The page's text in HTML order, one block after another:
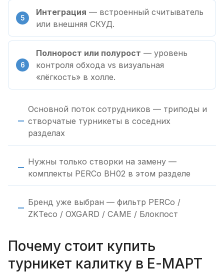
Интеграция — встроенный считыватель
или внешняя СКУД.
Полнорост или полурост — уровень
контроля обхода vs визуальная
«лёгкость» в холле.
Основной поток сотрудников — триподы и
створчатые турникеты в соседних
разделах
Нужны только створки на замену —
комплекты PERCo BH02 в этом разделе
Бренд уже выбран — фильтр PERCo /
ZKTeco / OXGARD / CAME / Блокпост
Почему стоит купить
турникет калитку в Е-МАРТ